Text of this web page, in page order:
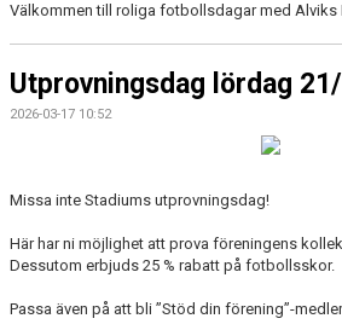
Välkommen till roliga fotbollsdagar med Alviks
Utprovningsdag lördag
2026-03-17 10:52
Missa inte Stadiums utprovningsdag!
Här har ni möjlighet att prova föreningens
Dessutom erbjuds 25 % rabatt på fotbollsskor.
Passa även på att bli ”Stöd din förening”-